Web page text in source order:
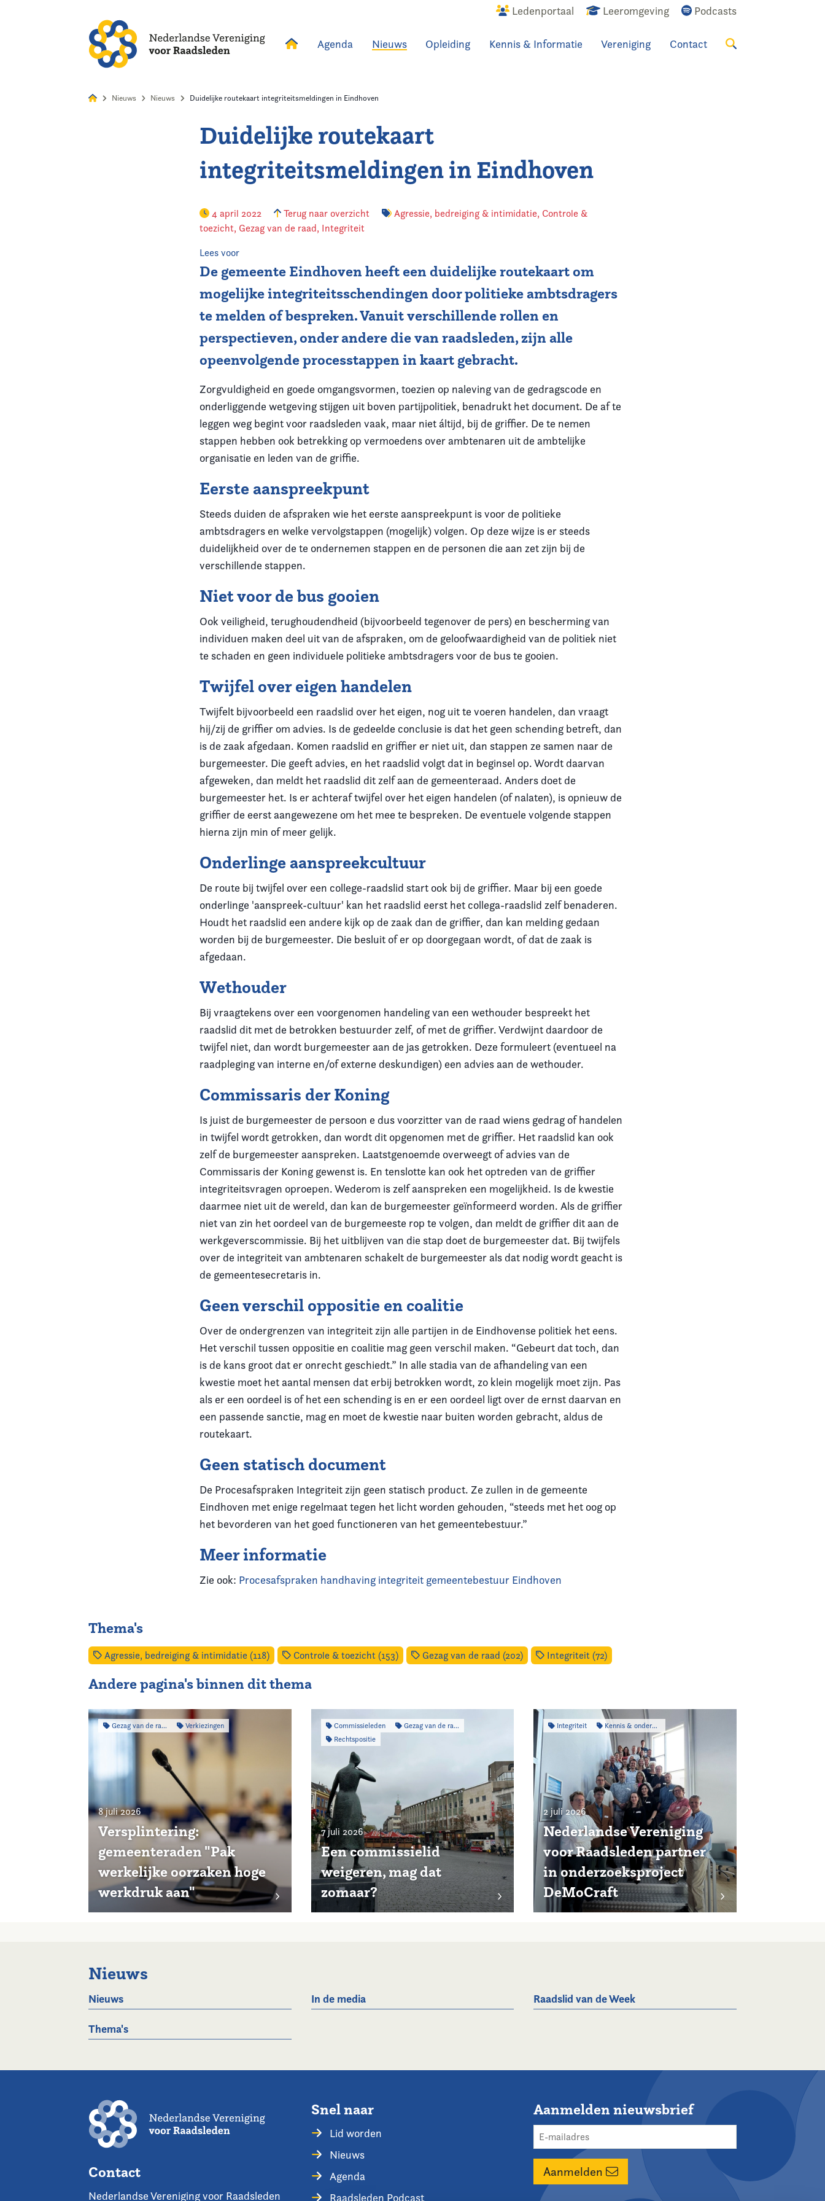
Ledenportaal Leeromgeving Podcasts
Agenda Nieuws Opleiding Kennis & Informatie Vereniging Contact
Nieuws Nieuws Duidelijke routekaart integriteitsmeldingen in Eindhoven
Duidelijke routekaart
integriteitsmeldingen in Eindhoven
4 april 2022 Terug naar overzicht Agressie, bedreiging & intimidatie, Controle &
toezicht, Gezag van de raad, Integriteit
Lees voor
De gemeente Eindhoven heeft een duidelijke routekaart om
mogelijke integriteitsschendingen door politieke ambtsdragers
te melden of bespreken. Vanuit verschillende rollen en
perspectieven, onder andere die van raadsleden, zijn alle
opeenvolgende processtappen in kaart gebracht.
Zorgvuldigheid en goede omgangsvormen, toezien op naleving van de gedragscode en
onderliggende wetgeving stijgen uit boven partijpolitiek, benadrukt het document. De af te
leggen weg begint voor raadsleden vaak, maar niet áltijd, bij de griffier. De te nemen
stappen hebben ook betrekking op vermoedens over ambtenaren uit de ambtelijke
organisatie en leden van de griffie.
Eerste aanspreekpunt
Steeds duiden de afspraken wie het eerste aanspreekpunt is voor de politieke
ambtsdragers en welke vervolgstappen (mogelijk) volgen. Op deze wijze is er steeds
duidelijkheid over de te ondernemen stappen en de personen die aan zet zijn bij de
verschillende stappen.
Niet voor de bus gooien
Ook veiligheid, terughoudendheid (bijvoorbeeld tegenover de pers) en bescherming van
individuen maken deel uit van de afspraken, om de geloofwaardigheid van de politiek niet
te schaden en geen individuele politieke ambtsdragers voor de bus te gooien.
Twijfel over eigen handelen
Twijfelt bijvoorbeeld een raadslid over het eigen, nog uit te voeren handelen, dan vraagt
hij/zij de griffier om advies. Is de gedeelde conclusie is dat het geen schending betreft, dan
is de zaak afgedaan. Komen raadslid en griffier er niet uit, dan stappen ze samen naar de
burgemeester. Die geeft advies, en het raadslid volgt dat in beginsel op. Wordt daarvan
afgeweken, dan meldt het raadslid dit zelf aan de gemeenteraad. Anders doet de
burgemeester het. Is er achteraf twijfel over het eigen handelen (of nalaten), is opnieuw de
griffier de eerst aangewezene om het mee te bespreken. De eventuele volgende stappen
hierna zijn min of meer gelijk.
Onderlinge aanspreekcultuur
De route bij twijfel over een college-raadslid start ook bij de griffier. Maar bij een goede
onderlinge 'aanspreek-cultuur' kan het raadslid eerst het collega-raadslid zelf benaderen.
Houdt het raadslid een andere kijk op de zaak dan de griffier, dan kan melding gedaan
worden bij de burgemeester. Die besluit of er op doorgegaan wordt, of dat de zaak is
afgedaan.
Wethouder
Bij vraagtekens over een voorgenomen handeling van een wethouder bespreekt het
raadslid dit met de betrokken bestuurder zelf, of met de griffier. Verdwijnt daardoor de
twijfel niet, dan wordt burgemeester aan de jas getrokken. Deze formuleert (eventueel na
raadpleging van interne en/of externe deskundigen) een advies aan de wethouder.
Commissaris der Koning
Is juist de burgemeester de persoon e dus voorzitter van de raad wiens gedrag of handelen
in twijfel wordt getrokken, dan wordt dit opgenomen met de griffier. Het raadslid kan ook
zelf de burgemeester aanspreken. Laatstgenoemde overweegt of advies van de
Commissaris der Koning gewenst is. En tenslotte kan ook het optreden van de griffier
integriteitsvragen oproepen. Wederom is zelf aanspreken een mogelijkheid. Is de kwestie
daarmee niet uit de wereld, dan kan de burgemeester geïnformeerd worden. Als de griffier
niet van zin het oordeel van de burgemeeste rop te volgen, dan meldt de griffier dit aan de
werkgeverscommissie. Bij het uitblijven van die stap doet de burgemeester dat. Bij twijfels
over de integriteit van ambtenaren schakelt de burgemeester als dat nodig wordt geacht is
de gemeentesecretaris in.
Geen verschil oppositie en coalitie
Over de ondergrenzen van integriteit zijn alle partijen in de Eindhovense politiek het eens.
Het verschil tussen oppositie en coalitie mag geen verschil maken. “Gebeurt dat toch, dan
is de kans groot dat er onrecht geschiedt.” In alle stadia van de afhandeling van een
kwestie moet het aantal mensen dat erbij betrokken wordt, zo klein mogelijk moet zijn. Pas
als er een oordeel is of het een schending is en er een oordeel ligt over de ernst daarvan en
een passende sanctie, mag en moet de kwestie naar buiten worden gebracht, aldus de
routekaart.
Geen statisch document
De Procesafspraken Integriteit zijn geen statisch product. Ze zullen in de gemeente
Eindhoven met enige regelmaat tegen het licht worden gehouden, “steeds met het oog op
het bevorderen van het goed functioneren van het gemeentebestuur.”
Meer informatie
Zie ook: Procesafspraken handhaving integriteit gemeentebestuur Eindhoven
Thema's
Agressie, bedreiging & intimidatie (118) Controle & toezicht (153) Gezag van de raad (202) Integriteit (72)
Andere pagina's binnen dit thema
Gezag van de raad Verkiezingen
8 juli 2026
Versplintering:
gemeenteraden "Pak
werkelijke oorzaken hoge
werkdruk aan"
Commissieleden
Gezag van de raad
Rechtspositie
7 juli 2026
Een commissielid
weigeren, mag dat
zomaar?
Integriteit Kennis & onderzoek
2 juli 2026
Nederlandse Vereniging
voor Raadsleden partner
in onderzoeksproject
DeMoCraft
Nieuws
Nieuws In de media Raadslid van de Week
Thema's
Contact
Nederlandse Vereniging voor Raadsleden
Snel naar
Lid worden
Nieuws
Agenda
Raadsleden Podcast
Aanmelden nieuwsbrief
Aanmelden